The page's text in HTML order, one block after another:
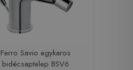
Ferro Savio egykaros
bidécsaptelep BSV6